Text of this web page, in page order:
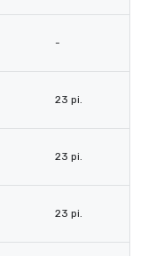
-
23 pi.
23 pi.
23 pi.